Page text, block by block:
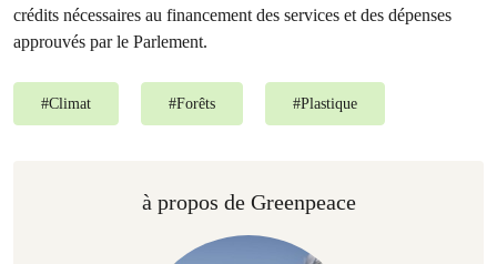
crédits nécessaires au financement des services et des dépenses
approuvés par le Parlement.
#Climat #Forêts #Plastique
à propos de Greenpeace